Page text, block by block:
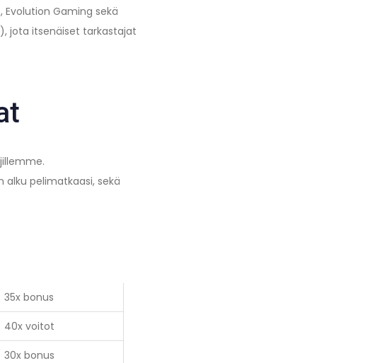
Gaming sekä
jota itsenäiset tarkastajat
pelimatkaasi, sekä
35x bonus
40x voitot
30x bonus